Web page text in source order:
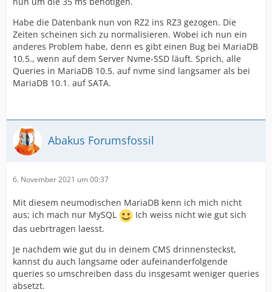
Habe die Datenbank nun von RZ2 ins RZ3 gezogen. Die
Zeiten scheinen sich zu normalisieren. Wobei ich nun ein
anderes Problem habe, denn es gibt einen Bug bei MariaDB
10.5., wenn auf dem Server Nvme-SSD läuft. Sprich, alle
Queries in MariaDB 10.5. auf nvme sind langsamer als bei
MariaDB 10.1. auf SATA.
Abakus Forumsfossil
6. November 2021 um 00:37
Mit diesem neumodischen MariaDB kenn ich mich nicht
aus; ich mach nur MySQL
Ich weiss nicht wie gut sich
das uebrtragen laesst.
Je nachdem wie gut du in deinem CMS drinnensteckst,
kannst du auch langsame oder aufeinanderfolgende
queries so umschreiben dass du insgesamt weniger queries
absetzt.